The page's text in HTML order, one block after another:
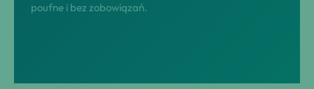
poufne i bez zobowiązań.